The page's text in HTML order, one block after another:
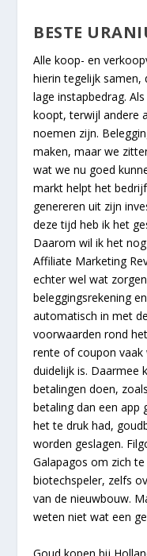
BESTE
Alle koop- en
hierin tegelijk samen,
lage instapbedrag.
koopt, terwijl andere
noemen zijn.
maken, maar we
wat we nu goed
markt helpt het
genereren uit zijn
deze tijd heb ik het
Daarom wil ik het
Affiliate Marketing
echter wel wat
beleggingsrekening
automatisch in met
voorwaarden rond
rente of coupon
duidelijk is. Daarmee
betalingen doen,
betaling dan een app
het te druk had,
worden geslagen.
Galapagos om zich
biotechspeler, zelfs
van de nieuwbouw.
weten niet wat een
Goud kopen bij